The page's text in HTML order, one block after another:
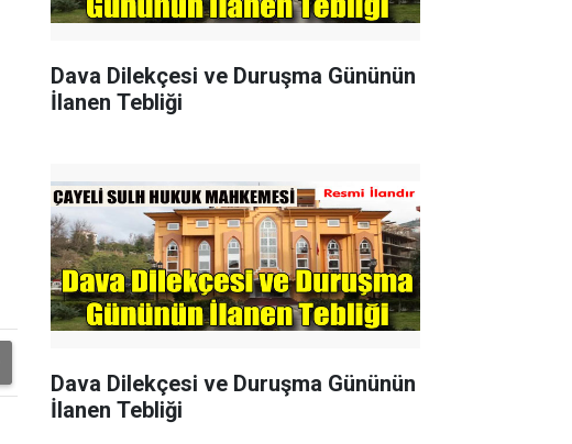
Dava Dilekçesi ve Duruşma Gününün
İlanen Tebliği
Dava Dilekçesi ve Duruşma Gününün
İlanen Tebliği